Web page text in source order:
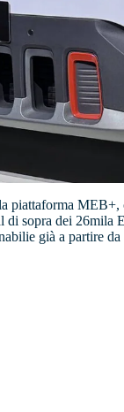
piattaforma
sopra dei
già a partire